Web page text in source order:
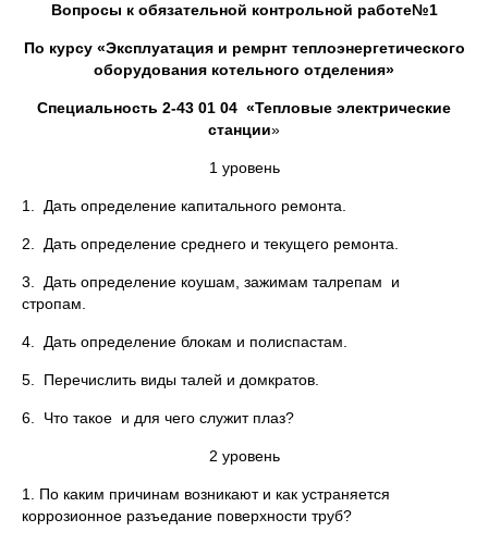
Вопросы к обязательной контрольной работе№1
По курсу «Эксплуатация и ремрнт теплоэнергетического
оборудования котельного отделения»
Специальность 2-43 01 04 «Тепловые электрические
станции»
1 уровень
1. Дать определение капитального ремонта.
2. Дать определение среднего и текущего ремонта.
3. Дать определение коушам, зажимам талрепам и
стропам.
4. Дать определение блокам и полиспастам.
5. Перечислить виды талей и домкратов.
6. Что такое и для чего служит плаз?
2 уровень
1. По каким причинам возникают и как устраняется
коррозионное разъедание поверхности труб?